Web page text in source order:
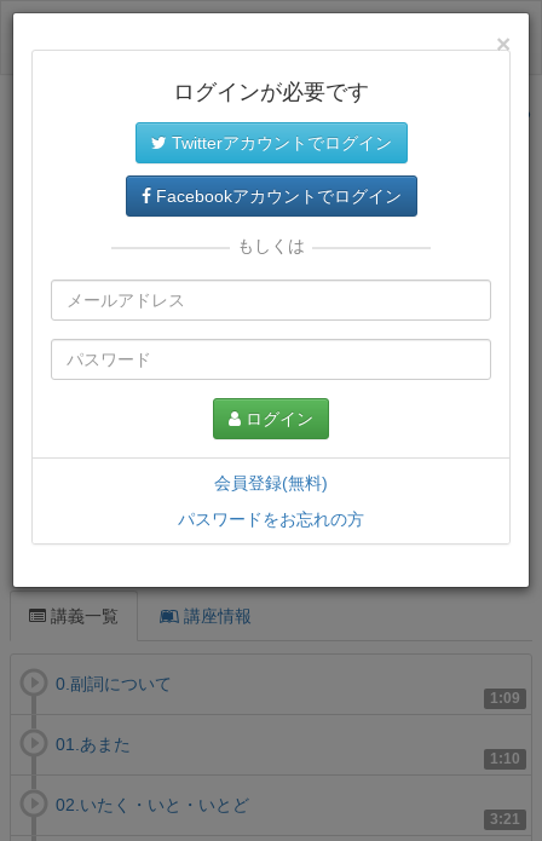
サイトトップに戻る
プレミアム会員では、教材がダウンロードでき、快適な動画
再生環境が提供されます。
講義一覧 講座情報
1:09
0.副詞について
1:10
01.あまた
3:21
02.いたく・いと・いとど
×
ログインが必要です
Twitterアカウントでログイン
Facebookアカウントでログイン
もしくは
ログイン
会員登録(無料)
パスワードをお忘れの方